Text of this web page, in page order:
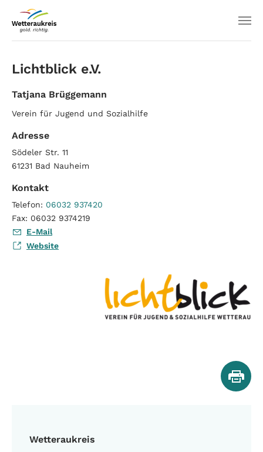
Wetteraukreis
Lichtblick e.V.
Tatjana Brüggemann
Verein für Jugend und Sozialhilfe
Adresse
Södeler Str. 11
61231 Bad Nauheim
Kontakt
Telefon: 06032 937420
Fax: 06032 9374219
E-Mail
Website